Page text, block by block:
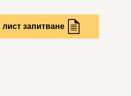
запитване